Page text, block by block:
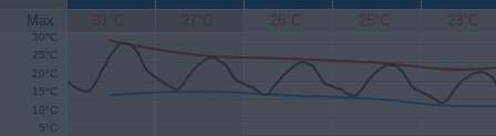
Max. 31°C 27°C 26°C 25°C 23°C
5°C
10°C
15°C
20°C
25°C
30°C